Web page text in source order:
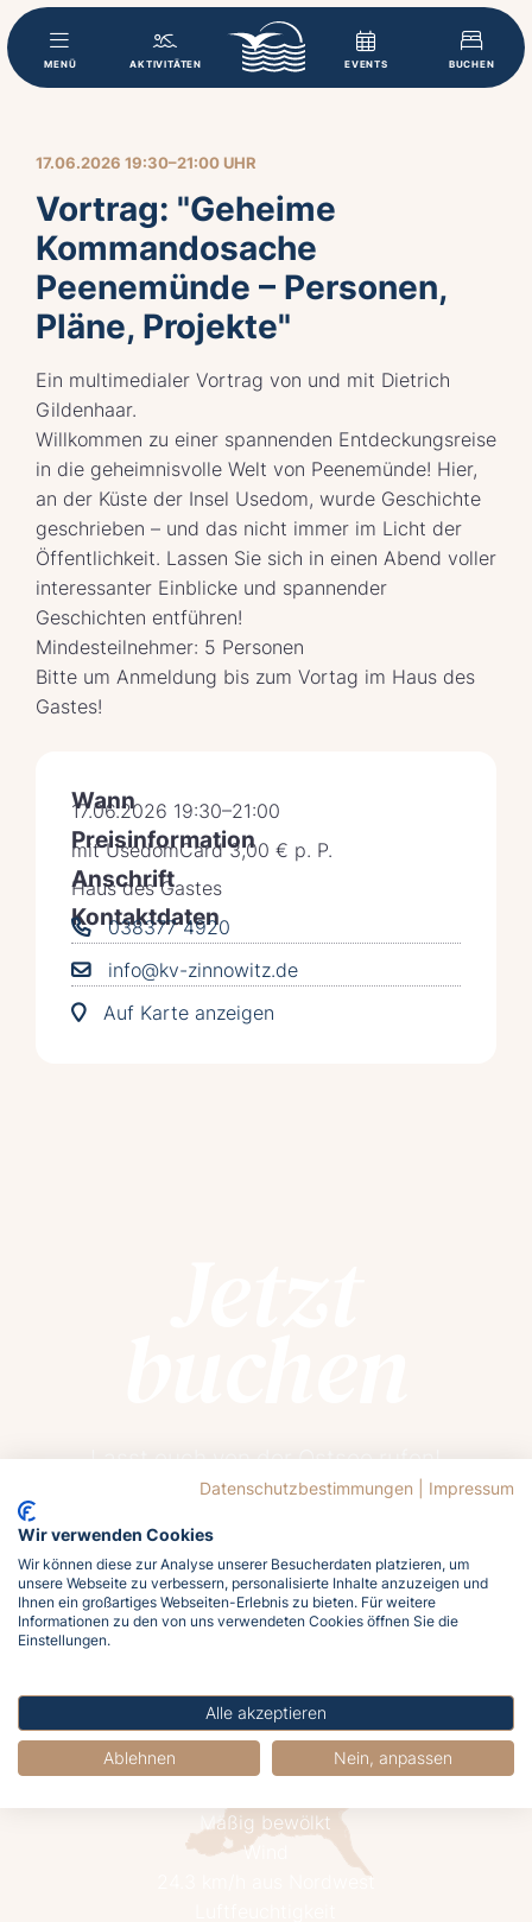
MENÜ AKTIVITÄTEN EVENTS BUCHEN
17.06.2026 19:30–21:00 UHR
Vortrag: "Geheime
Kommandosache
Peenemünde – Personen,
Pläne, Projekte"
Ein multimedialer Vortrag von und mit Dietrich
Gildenhaar.
Willkommen zu einer spannenden Entdeckungsreise
in die geheimnisvolle Welt von Peenemünde! Hier,
an der Küste der Insel Usedom, wurde Geschichte
geschrieben – und das nicht immer im Licht der
Öffentlichkeit. Lassen Sie sich in einen Abend voller
interessanter Einblicke und spannender
Geschichten entführen!
Mindesteilnehmer: 5 Personen
Bitte um Anmeldung bis zum Vortag im Haus des
Gastes!
Wann
17.06.2026 19:30–21:00
Preisinformation
mit UsedomCard 3,00 € p. P.
Anschrift
Haus des Gastes
Kontaktdaten
038377 4920
info@kv-zinnowitz.de
Auf Karte anzeigen
Lasst euch von der Ostsee rufen!
Meldet euch jetzt an und holt euch das
Jetzt buchen
Mäßig bewölkt
Wind
24.3 km/h aus Nordwest
Datenschutzbestimmungen Impressum
Wir verwenden Cookies
Wir können diese zur Analyse unserer Besucherdaten platzieren, um
unsere Webseite zu verbessern, personalisierte Inhalte anzuzeigen und
Ihnen ein großartiges Webseiten-Erlebnis zu bieten. Für weitere
Informationen zu den von uns verwendeten Cookies öffnen Sie die
Einstellungen.
Alle akzeptieren
Ablehnen Nein, anpassen